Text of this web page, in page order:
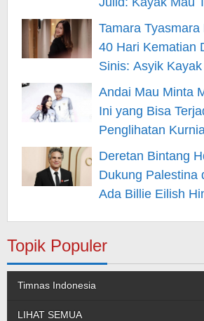
Hiburan
Tamara
40 Hari Kematian
Sinis: Asyik
Berita Hiburan
Andai Mau Minta
Ini yang Bisa
Penglihatan
Hiburan
Deretan Bintang
Dukung Palestina
Ada Billie Eilish
Topik Populer
Timnas Indonesia
LIHAT SEMUA